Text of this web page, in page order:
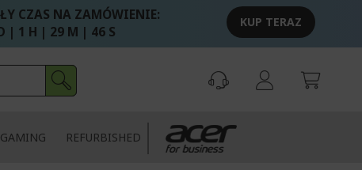
CZAS NA ZAMÓWIENIE:
| 1 H | 29 M | 46 S
KUP TERAZ
GAMING REFURBISHED